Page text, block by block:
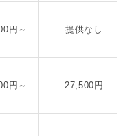
円～ 提供なし
円～ 27,500円